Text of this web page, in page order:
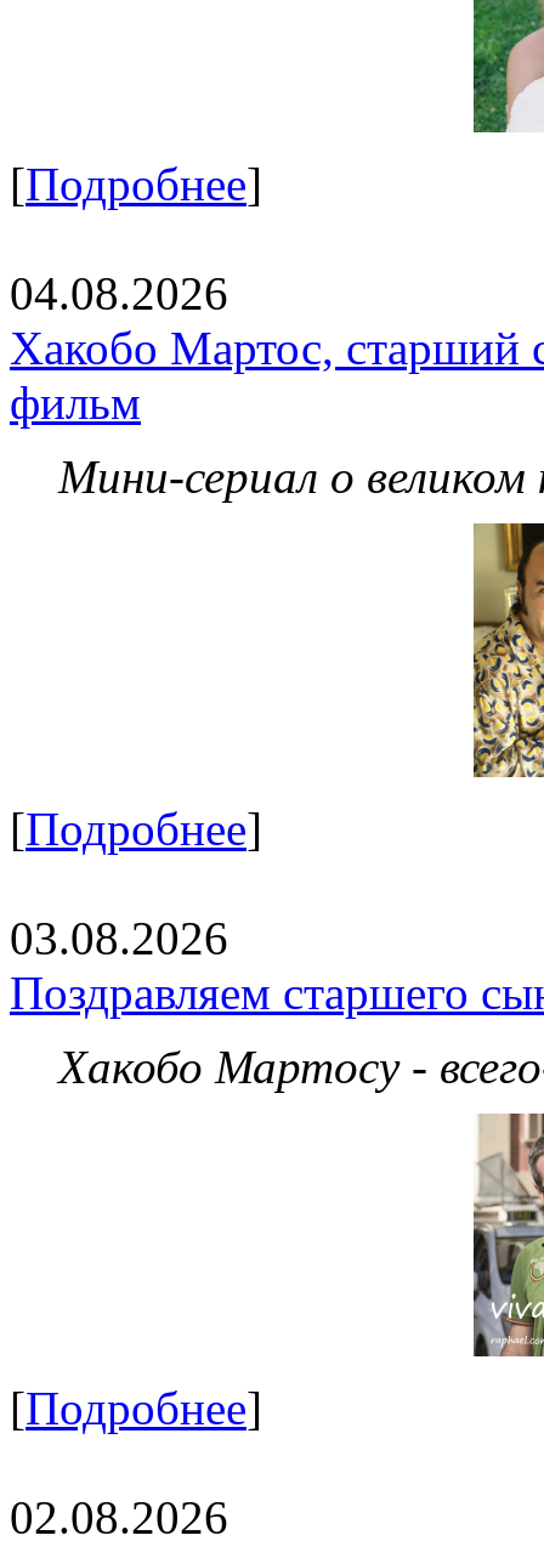
[Подробнее]
04.08.2026
Хакобо Мартос, старший
фильм
Мини-сериал о великом
[Подробнее]
03.08.2026
Поздравляем старшего
Хакобо Мартосу -
[Подробнее]
02.08.2026